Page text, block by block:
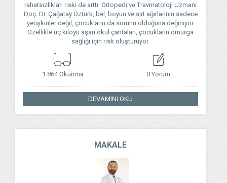
rahatsızlıkları riski de arttı. Ortopedi ve Travmatoloji Uzmanı
Doç. Dr. Çağatay Öztürk, bel, boyun ve sırt ağırlarının sadece
yetişkinler değil, çocukların da sorunu olduğuna değiniyor.
Özellikle üç kiloyu aşan okul çantaları, çocukların omurga
sağlığı için risk oluşturuyor.
1.864 Okunma 0 Yorum
DEVAMINI OKU
MAKALE